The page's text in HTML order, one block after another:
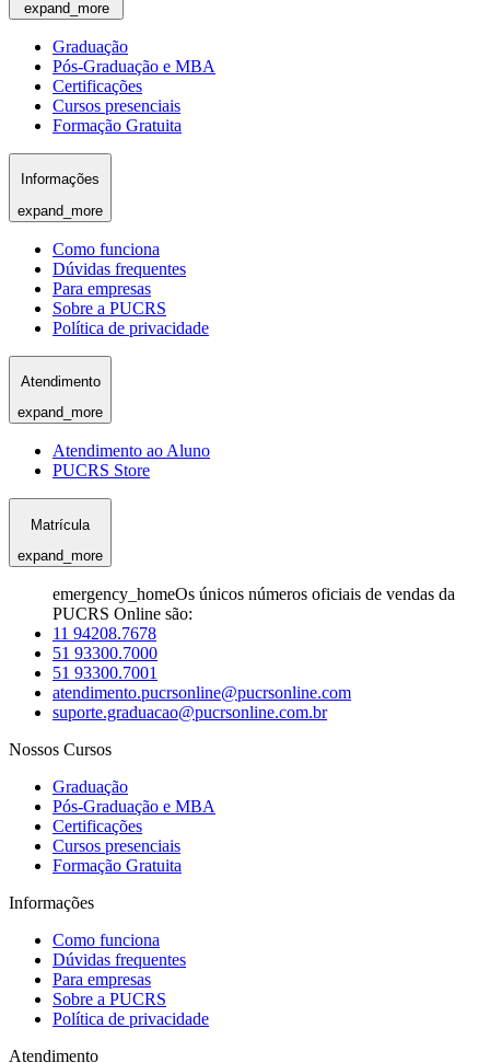
expand_more
Graduação
Pós-Graduação e MBA
Certificações
Cursos presenciais
Formação Gratuita
Informações
expand_more
Como funciona
Dúvidas frequentes
Para empresas
Sobre a PUCRS
Política de privacidade
Atendimento
expand_more
Atendimento ao Aluno
PUCRS Store
Matrícula
expand_more
emergency_homeOs únicos números oficiais de vendas da
PUCRS Online são:
11 94208.7678
51 93300.7000
51 93300.7001
atendimento.pucrsonline@pucrsonline.com
suporte.graduacao@pucrsonline.com.br
Nossos Cursos
Graduação
Pós-Graduação e MBA
Certificações
Cursos presenciais
Formação Gratuita
Informações
Como funciona
Dúvidas frequentes
Para empresas
Sobre a PUCRS
Política de privacidade
Atendimento